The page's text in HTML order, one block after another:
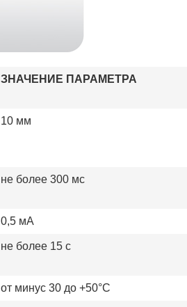
ЗНАЧЕНИЕ ПАРАМЕТРА
10 мм
не более 300 мс
0,5 мА
не более 15 с
от минус 30 до +50°C